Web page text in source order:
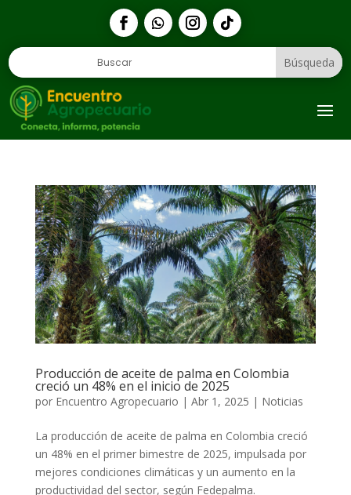
Producción de aceite de palma en Colombia
creció un 48% en el inicio de 2025
por Encuentro Agropecuario | Abr 1, 2025 | Noticias
La producción de aceite de palma en Colombia creció
un 48% en el primer bimestre de 2025, impulsada por
mejores condiciones climáticas y un aumento en la
productividad del sector, según Fedepalma.